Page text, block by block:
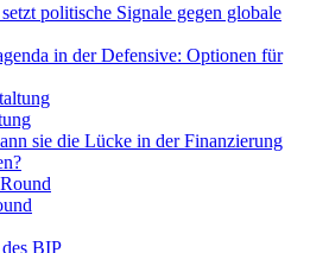
politische Signale gegen globale
in der Defensive: Optionen für
sie die Lücke in der Finanzierung